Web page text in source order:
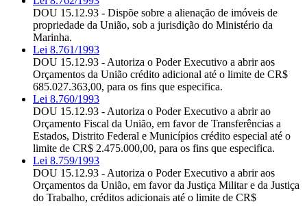
DOU 15.12.93 - Dispõe sobre a alienação de imóveis de
propriedade da União, sob a jurisdição do Ministério da
Marinha.
Lei 8.761/1993
DOU 15.12.93 - Autoriza o Poder Executivo a abrir aos
Orçamentos da União crédito adicional até o limite de CR$
685.027.363,00, para os fins que especifica.
Lei 8.760/1993
DOU 15.12.93 - Autoriza o Poder Executivo a abrir ao
Orçamento Fiscal da União, em favor de Transferências a
Estados, Distrito Federal e Municípios crédito especial até o
limite de CR$ 2.475.000,00, para os fins que especifica.
Lei 8.759/1993
DOU 15.12.93 - Autoriza o Poder Executivo a abrir aos
Orçamentos da União, em favor da Justiça Militar e da Justiça
do Trabalho, créditos adicionais até o limite de CR$